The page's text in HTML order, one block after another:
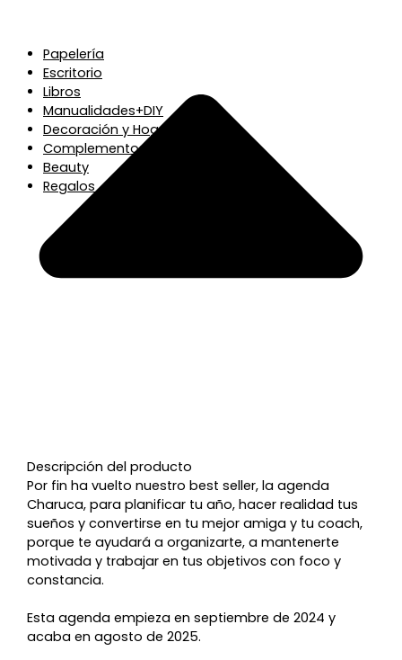
Papelería
Escritorio
Libros
Manualidades+DIY
Decoración y Hogar
Complementos
Beauty
Regalos
Descripción del producto
Por fin ha vuelto nuestro best seller, la agenda
Charuca, para planificar tu año, hacer realidad tus
sueños y convertirse en tu mejor amiga y tu coach,
porque te ayudará a organizarte, a mantenerte
motivada y trabajar en tus objetivos con foco y
constancia.
Esta agenda empieza en septiembre de 2024 y
acaba en agosto de 2025.